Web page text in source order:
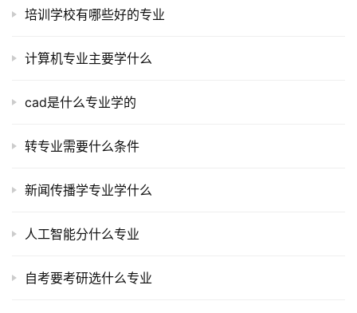
培训学校有哪些好的专业
计算机专业主要学什么
cad是什么专业学的
转专业需要什么条件
新闻传播学专业学什么
人工智能分什么专业
自考要考研选什么专业